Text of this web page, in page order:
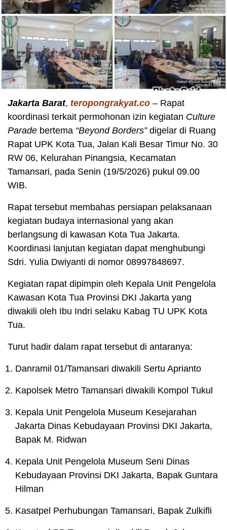
Jakarta Barat, teropongrakyat.co – Rapat
koordinasi terkait permohonan izin kegiatan Culture
Parade bertema “Beyond Borders”digelar di Ruang
Rapat UPK Kota Tua, Jalan Kali Besar Timur No. 30
RW 06, Kelurahan Pinangsia, Kecamatan
Tamansari, pada Senin (19/5/2026) pukul 09.00
WIB.
Rapat tersebut membahas persiapan pelaksanaan
kegiatan budaya internasional yang akan
berlangsung di kawasan Kota Tua Jakarta.
Koordinasi lanjutan kegiatan dapat menghubungi
Sdri. Yulia Dwiyanti di nomor 08997848697.
Kegiatan rapat dipimpin oleh Kepala Unit Pengelola
Kawasan Kota Tua Provinsi DKI Jakarta yang
diwakili oleh Ibu Indri selaku Kabag TU UPK Kota
Tua.
Turut hadir dalam rapat tersebut di antaranya:
Danramil 01/Tamansari diwakili Sertu Aprianto
Kapolsek Metro Tamansari diwakili Kompol Tukul
Kepala Unit Pengelola Museum Kesejarahan
Jakarta Dinas Kebudayaan Provinsi DKI Jakarta,
Bapak M. Ridwan
Kepala Unit Pengelola Museum Seni Dinas
Kebudayaan Provinsi DKI Jakarta, Bapak Guntara
Hilman
Kasatpel Perhubungan Tamansari, Bapak Zulkifli